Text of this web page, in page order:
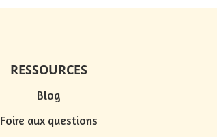
RESSOURCES
Blog
Foire aux questions